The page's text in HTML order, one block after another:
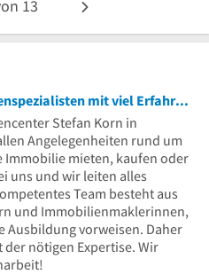
13
Ihre kompetenten Immobilienspezialisten mit viel Erfahrung
Stefan Korn in
Angelegenheiten rund um
Immobilie mieten, kaufen oder
uns und wir leiten alles
Team besteht aus
und Immobilienmaklerinnen,
Ausbildung vorweisen. Daher
nötigen Expertise. Wir